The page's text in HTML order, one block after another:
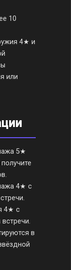
10
4★ и
или
5★
4★ с
4★ с
в